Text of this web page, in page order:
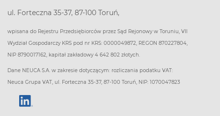
ul. Forteczna 35-37, 87-100 Toruń,
wpisana do Rejestru Przedsiębiorców przez Sąd Rejonowy w Toruniu, VII
Wydział Gospodarczy KRS pod nr KRS: 0000049872, REGON 870227804,
NIP 8790017162, kapitał zakładowy 4 642 802 złotych.
Dane NEUCA S.A. w zakresie dotyczącym: rozliczania podatku VAT:
Neuca Grupa VAT, ul. Forteczna 35-37, 87-100 Toruń, NIP: 1070047823